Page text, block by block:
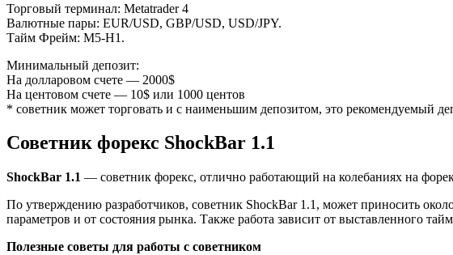
Торговый терминал: Metatrader 4
Валютные пары: EUR/USD, GBP/USD, USD/JPY.
Тайм Фрейм: М5-H1.
Минимальный депозит:
На долларовом счете — 2000$
На центовом счете — 10$ или 1000 центов
* советник может торговать и с наименьшим депозитом, это рекомендуемый
Советник форекс ShockBar 1.1
ShockBar 1.1 — советник форекс, отлично работающий на колебаниях на
По утверждению разработчиков, советник ShockBar 1.1, может приносить
параметров и от состояния рынка. Также работа зависит от выставленного
Полезные советы для работы с советником